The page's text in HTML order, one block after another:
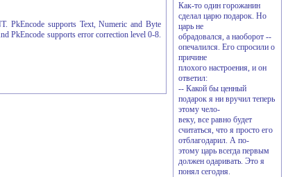
PkEncode supports Text, Numeric and Byte
PkEncode supports error correction level 0-8.
Как-то один горожанин
сделал царю подарок. Но
царь не
обрадовался, а наоборот --
опечалился. Его спросили о
причине
плохого настроения, и он
ответил:
-- Какой бы ценный
подарок я ни вручил теперь
этому чело-
веку, все равно будет
считаться, что я просто его
отблагодарил. А по-
этому царь всегда первым
должен одаривать. Это я
понял сегодня.